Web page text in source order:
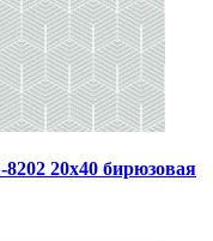
20x40 бирюзовая